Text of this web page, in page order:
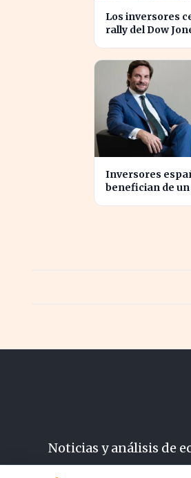
Los inversores
rally del Dow
Inversores
benefician de
Noticias y análisis de